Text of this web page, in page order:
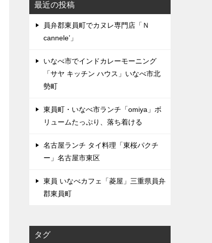
最近の投稿
員弁郡東員町でカヌレ専門店「Ｎ
cannele’」
いなべ市でインドカレーモーニング
「サヤ キッチン ハウス」いなべ市北
勢町
東員町・いなべ市ランチ「omiya」ボ
リュームたっぷり、落ち着ける
名古屋ランチ タイ料理「東桜パクチ
ー」名古屋市東区
東員 いなべカフェ「菱屋」三重県員弁
郡東員町
タグ